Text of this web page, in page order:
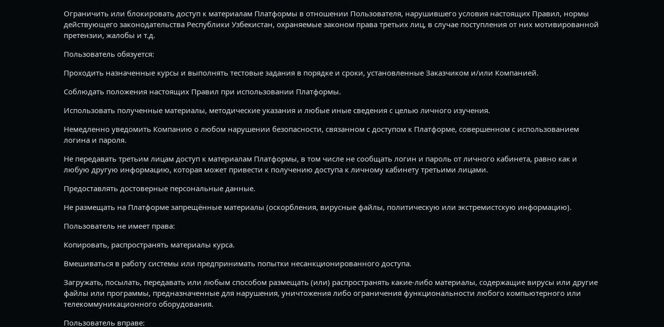
Ограничить или блокировать доступ к материалам Платформы в отношении Пользователя, нарушившего условия настоящих Правил, нормы
действующего законодательства Республики Узбекистан, охраняемые законом права третьих лиц, в случае поступления от них мотивированной
претензии, жалобы и т.д.
Пользователь обязуется:
Проходить назначенные курсы и выполнять тестовые задания в порядке и сроки, установленные Заказчиком и/или Компанией.
Соблюдать положения настоящих Правил при использовании Платформы.
Использовать полученные материалы, методические указания и любые иные сведения с целью личного изучения.
Немедленно уведомить Компанию о любом нарушении безопасности, связанном с доступом к Платформе, совершенном с использованием
логина и пароля.
Не передавать третьим лицам доступ к материалам Платформы, в том числе не сообщать логин и пароль от личного кабинета, равно как и
любую другую информацию, которая может привести к получению доступа к личному кабинету третьими лицами.
Предоставлять достоверные персональные данные.
Не размещать на Платформе запрещённые материалы (оскорбления, вирусные файлы, политическую или экстремистскую информацию).
Пользователь не имеет права:
Копировать, распространять материалы курса.
Вмешиваться в работу системы или предпринимать попытки несанкционированного доступа.
Загружать, посылать, передавать или любым способом размещать (или) распространять какие-либо материалы, содержащие вирусы или другие
файлы или программы, предназначенные для нарушения, уничтожения либо ограничения функциональности любого компьютерного или
телекоммуникационного оборудования.
Пользователь вправе: